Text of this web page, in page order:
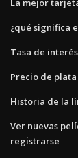
La mejor
¿qué significa
Tasa de
Precio de
Historia de la
Ver nuevas
registrarse